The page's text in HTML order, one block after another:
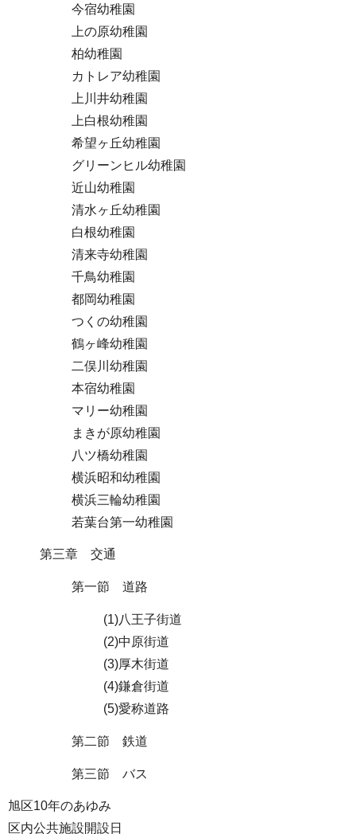
今宿幼稚園
上の原幼稚園
柏幼稚園
カトレア幼稚園
上川井幼稚園
上白根幼稚園
希望ヶ丘幼稚園
グリーンヒル幼稚園
近山幼稚園
清水ヶ丘幼稚園
白根幼稚園
清来寺幼稚園
千鳥幼稚園
都岡幼稚園
つくの幼稚園
鶴ヶ峰幼稚園
二俣川幼稚園
本宿幼稚園
マリー幼稚園
まきが原幼稚園
八ツ橋幼稚園
横浜昭和幼稚園
横浜三輪幼稚園
若葉台第一幼稚園
第三章 交通
第一節 道路
(1)八王子街道
(2)中原街道
(3)厚木街道
(4)鎌倉街道
(5)愛称道路
第二節 鉄道
第三節 バス
旭区10年のあゆみ
区内公共施設開設日